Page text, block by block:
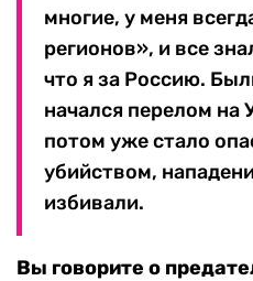
многие, у меня
регионов», и все
что я за Россию.
начался перелом на
потом уже стало
убийством,
избивали.
Вы говорите о